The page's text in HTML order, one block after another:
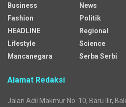
Business
Fashion
HEADLINE
Lifestyle
Mancanegara
News
Politik
Regional
Science
Serba Serbi
Alamat Redaksi
Jalan Adil Makmur No. 10, Baru Ilir,